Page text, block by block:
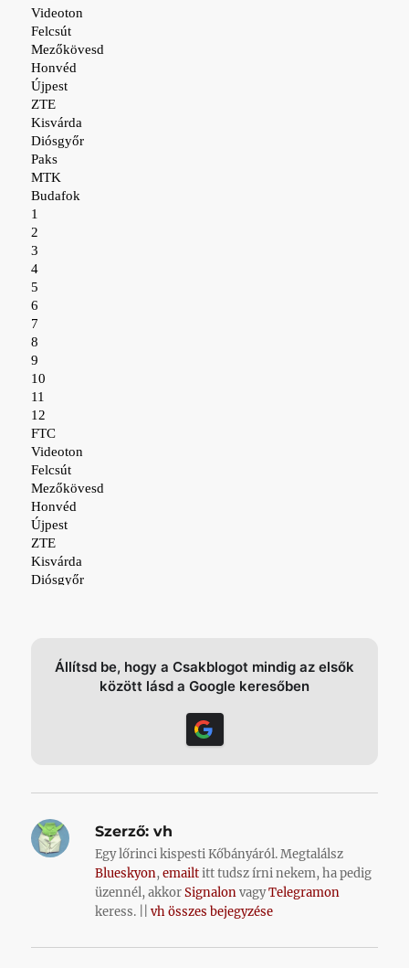
Állítsd be, hogy a Csakblogot mindig az elsők
között lásd a Google keresőben
Szerző: vh
Egy lőrinci kispesti Kőbányáról. Megtalálsz
Blueskyon,emailtitt tudsz írni nekem, ha pedig
üzennél, akkorSignalonvagyTelegramon
keress. ||vh összes bejegyzése